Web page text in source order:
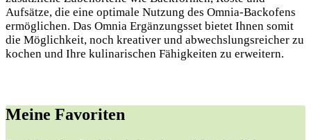
Aufsätze, die eine optimale Nutzung des Omnia-Backofens
ermöglichen. Das Omnia Ergänzungsset bietet Ihnen somit
die Möglichkeit, noch kreativer und abwechslungsreicher zu
kochen und Ihre kulinarischen Fähigkeiten zu erweitern.
Meine Favoriten